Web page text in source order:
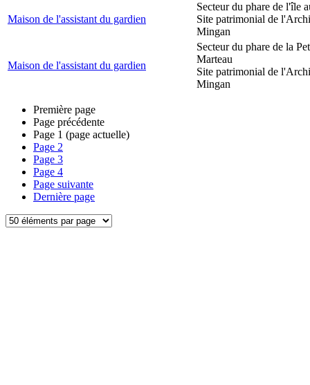
Maison de l'assistant du gardien
Secteur du phare de l'île
Site patrimonial de
Mingan
Maison de l'assistant du gardien
Secteur du phare de la
Marteau
Site patrimonial de
Mingan
Première page
Page précédente
Page 1 (page actuelle)
Page 2
Page 3
Page 4
Page suivante
Dernière page